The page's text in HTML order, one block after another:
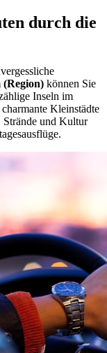
durch die
(Region) können Sie
Inseln im
Kleinstädte
Strände und Kultur